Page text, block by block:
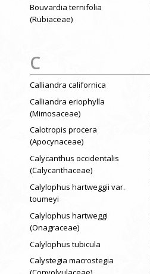
Bouvardia ternifolia
(Rubiaceae)
C
Calliandra californica
Calliandra eriophylla
(Mimosaceae)
Calotropis procera
(Apocynaceae)
Calycanthus occidentalis
(Calycanthaceae)
Calylophus hartweggii var.
toumeyi
Calylophus hartweggi
(Onagraceae)
Calylophus tubicula
Calystegia macrostegia